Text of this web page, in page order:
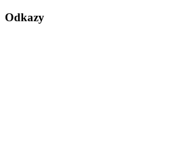
Odkazy